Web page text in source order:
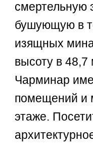
смертельную
бушующую в
изящных
высоту в
Чарминар
помещений и
этаже.